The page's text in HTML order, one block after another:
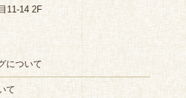
11-14 2F
について
て